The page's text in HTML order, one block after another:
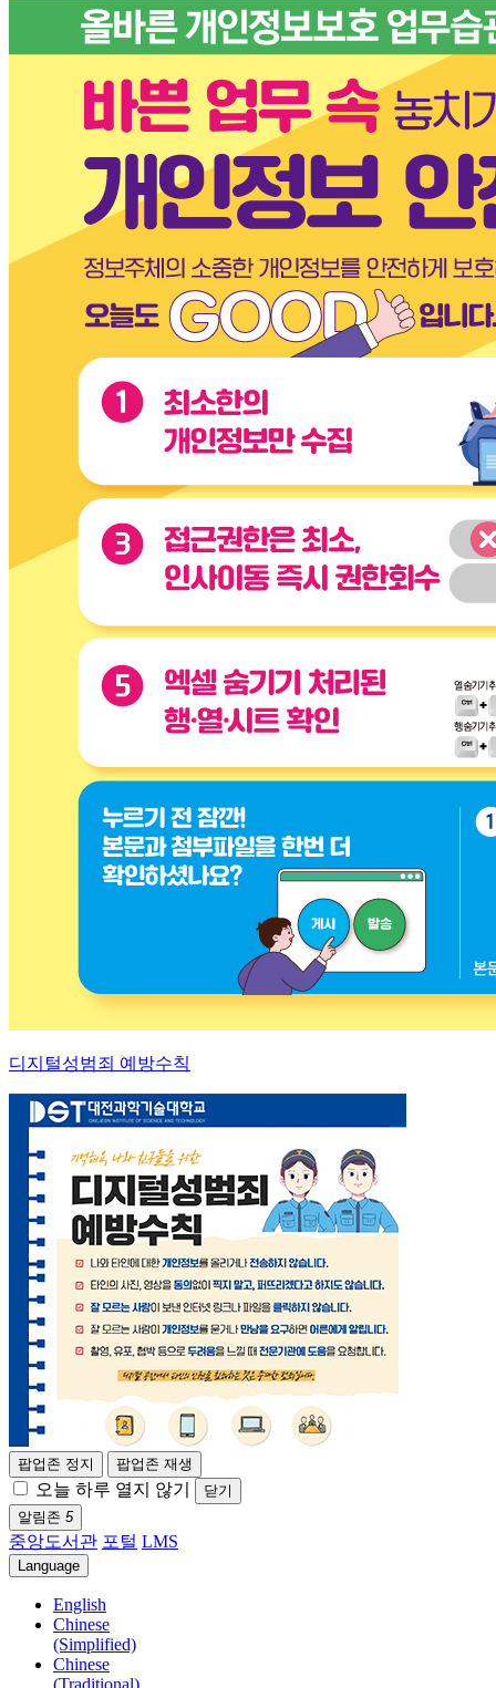
디지털성범죄 예방수칙
팝업존 정지 팝업존 재생
오늘 하루 열지 않기
닫기
알림존 5
중앙도서관 포털 LMS
Language
English
Chinese
(Simplified)
Chinese
(Traditional)